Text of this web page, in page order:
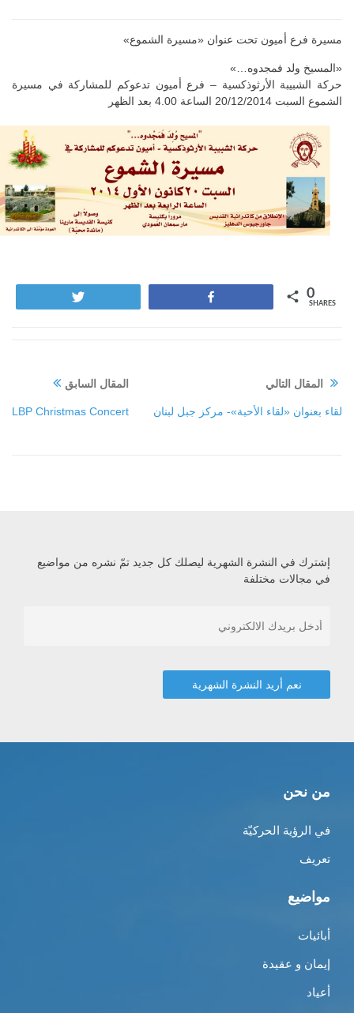
مسيرة فرع أميون تحت عنوان «مسيرة الشموع»
«المسيخ ولد فمجدوه…»
حركة الشبيبة الأرثوذكسية – فرع أميون تدعوكم للمشاركة في مسيرة
الشموع السبت 20/12/2014 الساعة 4.00 بعد الظهر
SHARES
المقال السابق
LBP Christmas Concert
المقال التالي
لقاء بعنوان «لقاء الأحبة»- مركز جبل لبنان
إشترك في النشرة الشهرية ليصلك كل جديد تمّ نشره من مواضيع
في مجالات مختلفة
من نحن
في الرؤية الحركيّة
تعريف
مواضيع
أبائيات
إيمان و عقيدة
أعياد